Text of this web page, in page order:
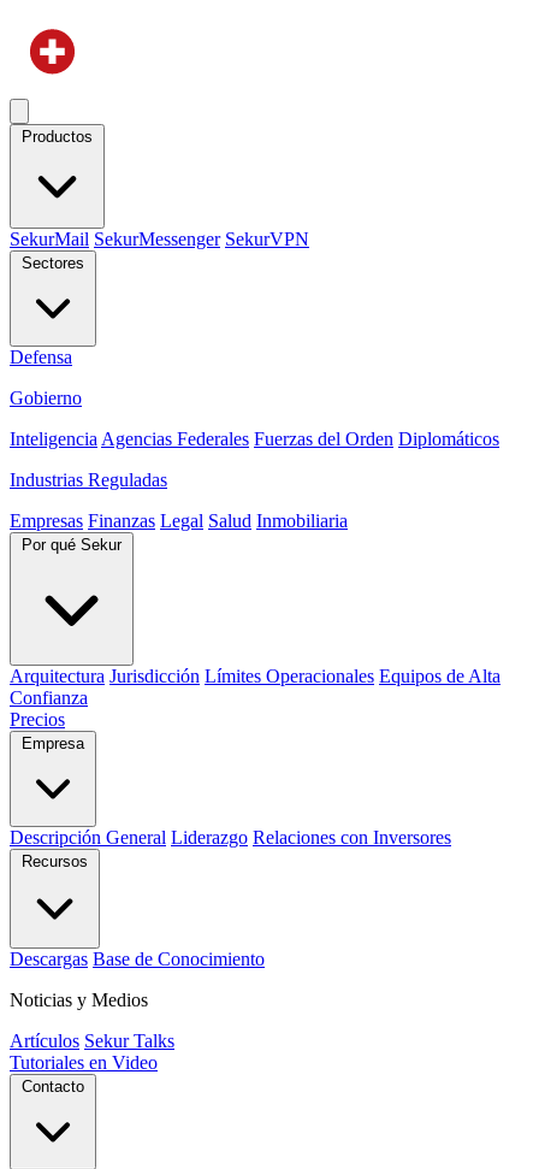
Productos
SekurMail SekurMessenger SekurVPN
Sectores
Defensa
Gobierno
Inteligencia Agencias Federales Fuerzas del Orden Diplomáticos
Industrias Reguladas
Empresas Finanzas Legal Salud Inmobiliaria
Por qué Sekur
Arquitectura Jurisdicción Límites Operacionales Equipos de Alta
Confianza
Precios
Empresa
Descripción General Liderazgo Relaciones con Inversores
Recursos
Descargas Base de Conocimiento
Noticias y Medios
Artículos Sekur Talks
Tutoriales en Video
Contacto